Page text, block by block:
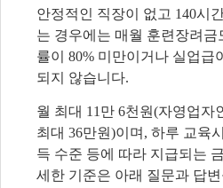
안정적인 직장이 없고 140시
는 경우에는 매월 훈련장려금
률이 80% 미만이거나 실업급
되지 않습니다.
월 최대 11 만 6천원(자영업자
최대 36만원)이며 , 하루 교육
득 수준 등에 따라 지급되는
세한 기준은 아래 질문과 답